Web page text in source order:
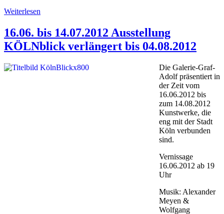
Weiterlesen
16.06. bis 14.07.2012 Ausstellung
KÖLNblick verlängert bis 04.08.2012
Die Galerie-Graf-
Adolf präsentiert in
der Zeit vom
16.06.2012 bis
zum 14.08.2012
Kunstwerke, die
eng mit der Stadt
Köln verbunden
sind.
Vernissage
16.06.2012 ab 19
Uhr
Musik: Alexander
Meyen &
Wolfgang